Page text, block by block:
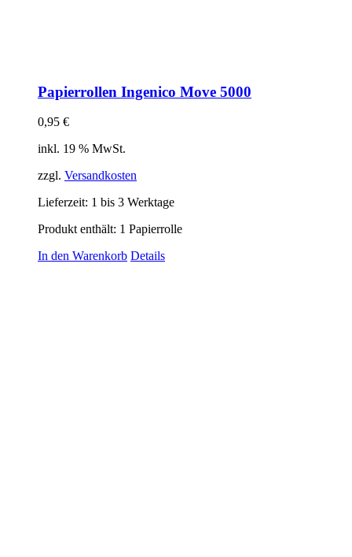
Papierrollen Ingenico Move 5000
0,95 €
inkl. 19 % MwSt.
zzgl. Versandkosten
Lieferzeit: 1 bis 3 Werktage
Produkt enthält: 1 Papierrolle
In den Warenkorb Details